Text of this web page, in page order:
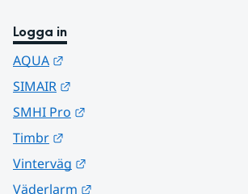
Logga in
AQUA
SIMAIR
SMHI Pro
Timbr
Vinterväg
Väderlarm